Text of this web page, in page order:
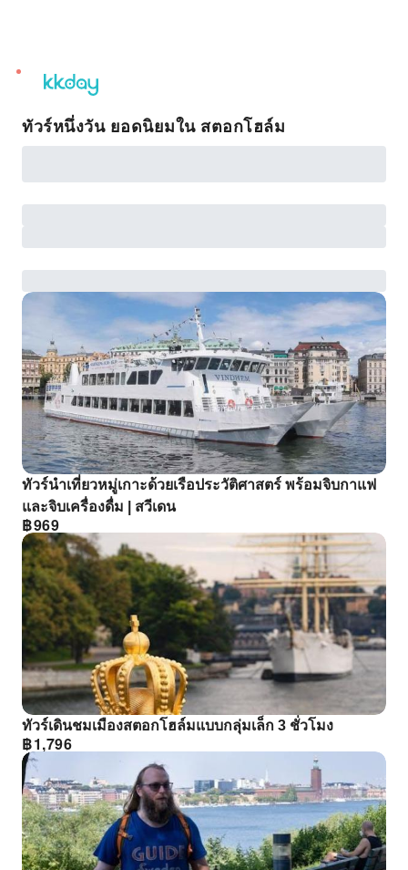
unread
notifications
ทัวร์หนึ่งวัน ยอดนิยมใน สตอกโฮล์ม
ทัวร์นําเที่ยวหมู่เกาะด้วยเรือประวัติศาสตร์ พร้อมจิบกาแฟ
และจิบเครื่องดื่ม | สวีเดน
฿969
ทัวร์เดินชมเมืองสตอกโฮล์มแบบกลุ่มเล็ก 3 ชั่วโมง
฿1,796